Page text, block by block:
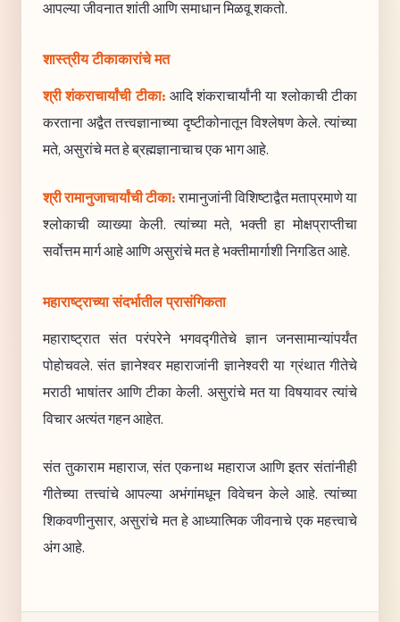
आपल्या जीवनात शांती आणि समाधान मिळवू शकतो.
शास्त्रीय टीकाकारांचे मत
श्री शंकराचार्यांची टीका: आदि शंकराचार्यांनी या श्लोकाची टीका
करताना अद्वैत तत्त्वज्ञानाच्या दृष्टीकोनातून विश्लेषण केले. त्यांच्या
मते, असुरांचे मत हे ब्रह्मज्ञानाचाच एक भाग आहे.
श्री रामानुजाचार्यांची टीका:रामानुजांनी विशिष्टाद्वैत मताप्रमाणे या
श्लोकाची व्याख्या केली. त्यांच्या मते, भक्ती हा मोक्षप्राप्तीचा
सर्वोत्तम मार्ग आहे आणि असुरांचे मत हे भक्तीमार्गाशी निगडित आहे.
महाराष्ट्राच्या संदर्भातील प्रासंगिकता
महाराष्ट्रात संत परंपरेने भगवद्गीतेचे ज्ञान जनसामान्यांपर्यंत
पोहोचवले. संत ज्ञानेश्वर महाराजांनी ज्ञानेश्वरी या ग्रंथात गीतेचे
मराठी भाषांतर आणि टीका केली. असुरांचे मत या विषयावर त्यांचे
विचार अत्यंत गहन आहेत.
संत तुकाराम महाराज, संत एकनाथ महाराज आणि इतर संतांनीही
गीतेच्या तत्त्वांचे आपल्या अभंगांमधून विवेचन केले आहे. त्यांच्या
शिकवणीनुसार, असुरांचे मत हे आध्यात्मिक जीवनाचे एक महत्त्वाचे
अंग आहे.